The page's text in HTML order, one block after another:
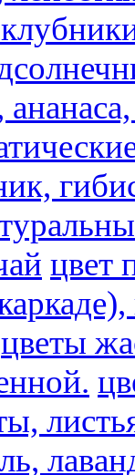
цвет
цветы